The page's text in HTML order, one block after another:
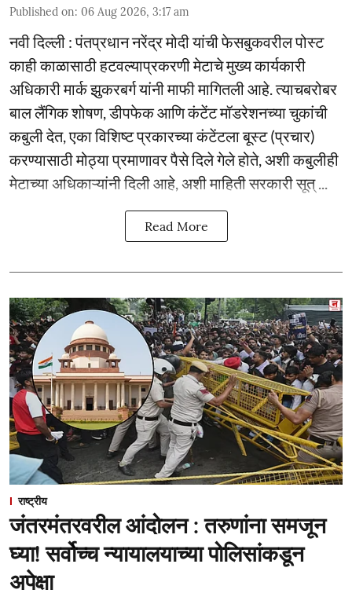
Published on: 06 Aug 2026, 3:17 am
नवी दिल्ली : पंतप्रधान नरेंद्र मोदी यांची फेसबुकवरील पोस्ट
काही काळासाठी हटवल्याप्रकरणी मेटाचे मुख्य कार्यकारी
अधिकारी मार्क झुकरबर्ग यांनी माफी मागितली आहे. त्याचबरोबर
बाल लैंगिक शोषण, डीपफेक आणि कंटेंट मॉडरेशनच्या चुकांची
कबुली देत, एका विशिष्ट प्रकारच्या कंटेंटला बूस्ट (प्रचार)
करण्यासाठी मोठ्या प्रमाणावर पैसे दिले गेले होते, अशी कबुलीही
मेटाच्या अधिकाऱ्यांनी दिली आहे, अशी माहिती सरकारी सूत् ...
Read More
राष्ट्रीय
जंतरमंतरवरील आंदोलन : तरुणांना समजून
घ्या! सर्वोच्च न्यायालयाच्या पोलिसांकडून
अपेक्षा